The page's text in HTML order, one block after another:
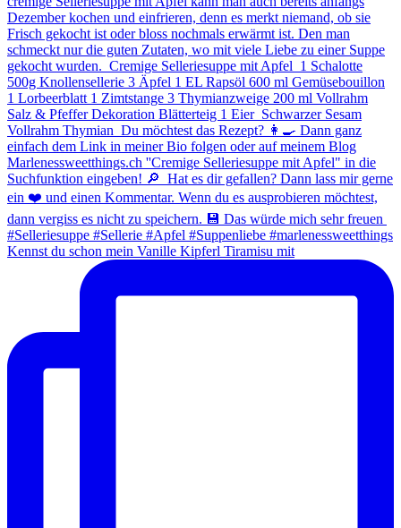
Kennst du schon mein Vanille Kipferl Tiramisu mit